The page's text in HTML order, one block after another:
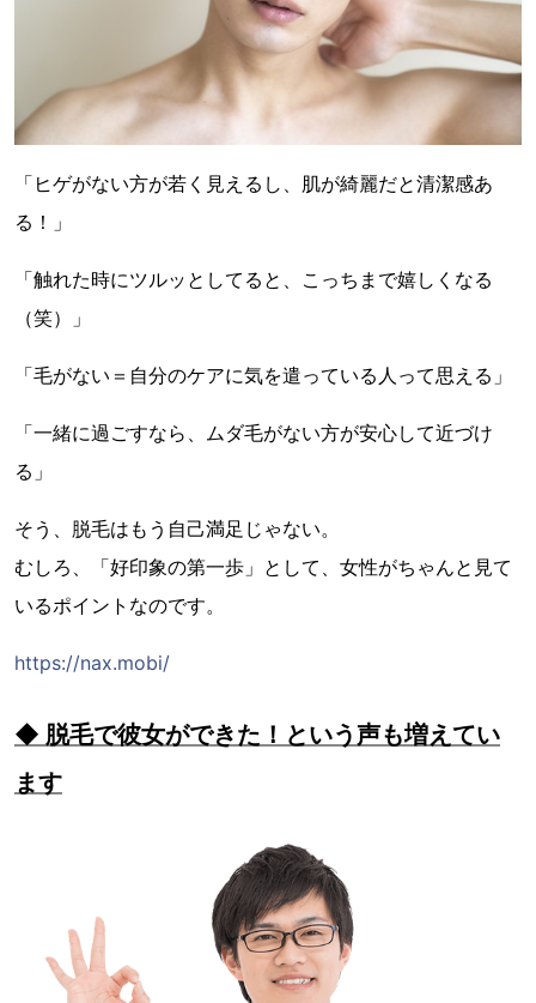
「ヒゲがない方が若く見えるし、肌が綺麗だと清潔感あ
る！」
「触れた時にツルッとしてると、こっちまで嬉しくなる
（笑）」
「毛がない＝自分のケアに気を遣っている人って思える」
「一緒に過ごすなら、ムダ毛がない方が安心して近づけ
る」
そう、脱毛はもう自己満足じゃない。
むしろ、「好印象の第一歩」として、女性がちゃんと見て
いるポイントなのです。
https://nax.mobi/
◆ 脱毛で彼女ができた！という声も増えてい
ます